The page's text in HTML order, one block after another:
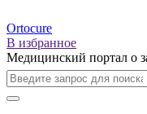
Ortocure
В избранное
Медицинский портал о